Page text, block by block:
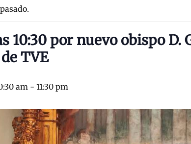
10:30 por nuevo obispo
TVE
am - 11:30 pm